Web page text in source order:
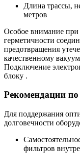
Длина трассы,
метров
Особое внимание при
герметичности
предотвращения
качественному
Подключение
блоку .
Рекомендации
Для поддержания
долговечности
фильтров